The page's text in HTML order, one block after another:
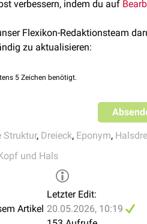
verbessern, indem du auf
Flexikon-Redaktionsteam
zu aktualisieren:
5 Zeichen benötigt.
Struktur, Dreieck, Eponym,
und Hals
Artikel
Letzter Edit:
20.05.2026, 10:19